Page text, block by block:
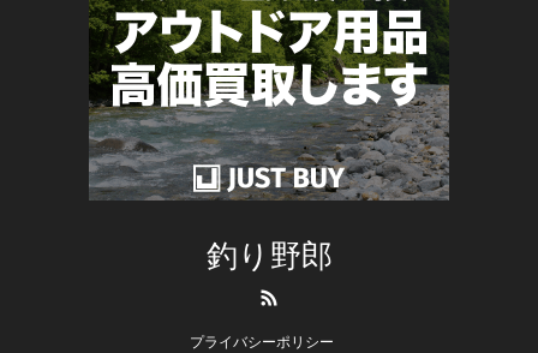
釣り野郎
プライバシーポリシー